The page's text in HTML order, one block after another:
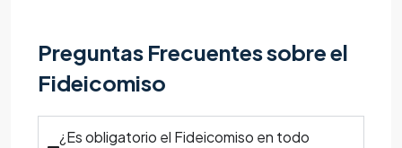
Preguntas Frecuentes sobre el
Fideicomiso
¿Es obligatorio el Fideicomiso en todo